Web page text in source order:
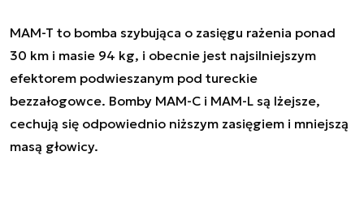
MAM-T to bomba szybująca o zasięgu rażenia ponad
30 km i masie 94 kg, i obecnie jest najsilniejszym
efektorem podwieszanym pod tureckie
bezzałogowce. Bomby MAM-C i MAM-L są lżejsze,
cechują się odpowiednio niższym zasięgiem i mniejszą
masą głowicy.